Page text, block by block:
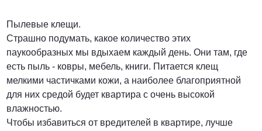
Пылевые клещи.
Страшно подумать, какое количество этих
паукообразных мы вдыхаем каждый день. Они там, где
есть пыль - ковры, мебель, книги. Питается клещ
мелкими частичками кожи, а наиболее благоприятной
для них средой будет квартира с очень высокой
влажностью.
Чтобы избавиться от вредителей в квартире, лучше